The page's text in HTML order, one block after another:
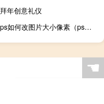
拜年创意礼仪
ps如何改图片大小像素（ps怎么改图片像素大小）
☚